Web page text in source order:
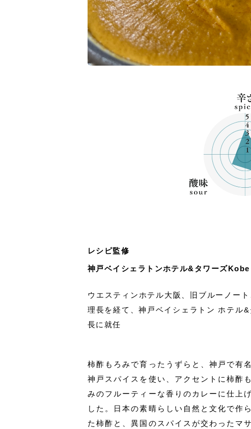
レシピ監修
神戸ベイシェラトンホテル&タワーズ
ウエスティンホテル大阪、旧ブルーノー
理長を経て、神戸ベイシェラトン ホテル
長に就任
柿酢もろみで育ったうずらと、神戸で有
神戸スパイスを使い、アクセントに柿酢
みのフルーティーな香りのカレーに仕上
した。日本の素晴らしい自然と文化で作
た柿酢と、異国のスパイスが交わったマ